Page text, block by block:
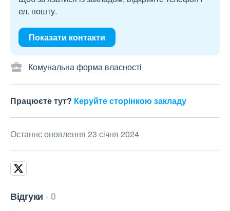
ел. пошту.
Показати контакти
Комунальна форма власності
Працюєте тут? Керуйте сторінкою закладу
Останнє оновлення 23 січня 2024
Відгуки 0